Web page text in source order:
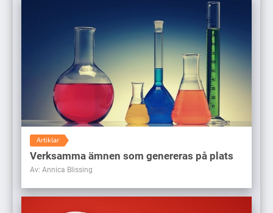
Artiklar
Verksamma ämnen som genereras på plats
Av: Annica Blissing